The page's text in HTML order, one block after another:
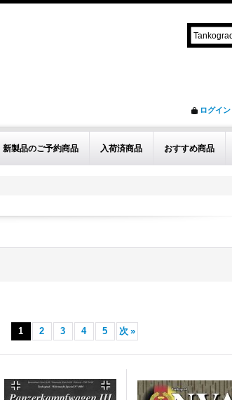
ログイン
新製品のご予約商品 入荷済商品 おすすめ商品
1 2 3 4 5 次 »